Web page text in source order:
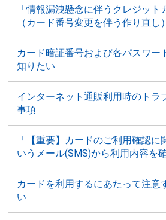
「情報漏洩懸念に伴うクレジット
（カード番号変更を伴う作り直し
カード暗証番号および各パスワー
知りたい
インターネット通販利用時のトラ
事項
「【重要】カードのご利用確認に
いうメール(SMS)から利用内容を
カードを利用するにあたって注意
い